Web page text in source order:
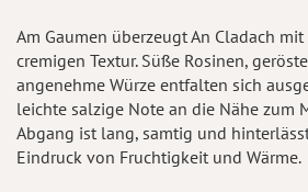
Am Gaumen überzeugt An Cladach
cremigen Textur. Süße Rosinen,
angenehme Würze entfalten sich
leichte salzige Note an die Nähe zum
Abgang ist lang, samtig und
Eindruck von Fruchtigkeit und Wärme.